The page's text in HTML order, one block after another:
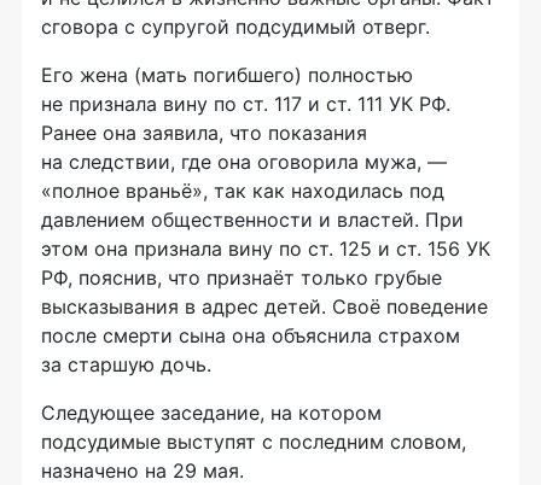
сговора с супругой подсудимый отверг.
Его жена (мать погибшего) полностью
не признала вину по ст. 117 и ст. 111 УК РФ.
Ранее она заявила, что показания
на следствии, где она оговорила мужа, —
«полное враньё», так как находилась под
давлением общественности и властей. При
этом она признала вину по ст. 125 и ст. 156 УК
РФ, пояснив, что признаёт только грубые
высказывания в адрес детей. Своё поведение
после смерти сына она объяснила страхом
за старшую дочь.
Следующее заседание, на котором
подсудимые выступят с последним словом,
назначено на 29 мая.